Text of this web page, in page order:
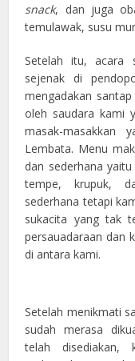
snack, dan juga
temulawak, susu
Setelah itu, acara
sejenak di
mengadakan
oleh saudara kami
masak-masakkan
Lembata. Menu
dan sederhana
tempe, krupuk,
sederhana tetapi
sukacita yang tak
persauadaraan dan
di antara kami.
Setelah menikmati
sudah merasa
telah disediakan,